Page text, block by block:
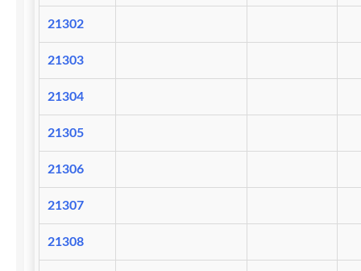
21302
21303
21304
21305
21306
21307
21308